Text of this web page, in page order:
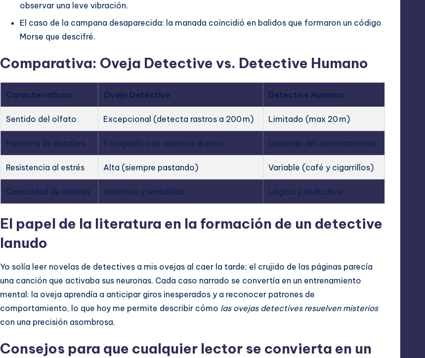
observar una leve vibración.
El caso de la campana desaparecida: la manada coincidió en balidos que formaron un código
Morse que descifré.
Comparativa: Oveja Detective vs. Detective Humano
Características Oveja Detective Detective Humano
Sentido del olfato Excepcional (detecta rastros a 200 m) Limitado (max 20 m)
Memoria de detalles Fotográfica de eventos diarios Depende del entrenamiento
Resistencia al estrés Alta (siempre pastando) Variable (café y cigarrillos)
Capacidad de análisis Instintiva y simbólica Lógica y deductiva
El papel de la literatura en la formación de un detective
lanudo
Yo solía leer novelas de detectives a mis ovejas al caer la tarde; el crujido de las páginas parecía
una canción que activaba sus neuronas. Cada caso narrado se convertía en un entrenamiento
mental: la oveja aprendía a anticipar giros inesperados y a reconocer patrones de
comportamiento, lo que hoy me permite describir cómo las ovejas detectives resuelven misterios
con una precisión asombrosa.
Consejos para que cualquier lector se convierta en un